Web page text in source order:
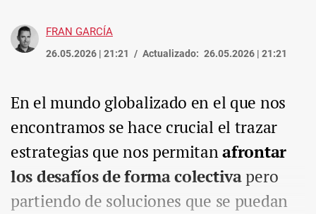
FRAN GARCÍA
26.05.2026 | 21:21 Actualizado: 26.05.2026 | 21:21
En el mundo globalizado en el que nos
encontramos se hace crucial el trazar
estrategias que nos permitanafrontar
los desafíos de forma colectivapero
partiendo de soluciones que se puedan